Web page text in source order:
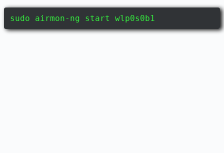
sudo airmon-ng start wlp0s0b1